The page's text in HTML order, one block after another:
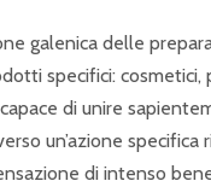
galenica delle
specifici:
di unire
un’azione specifica
di intenso